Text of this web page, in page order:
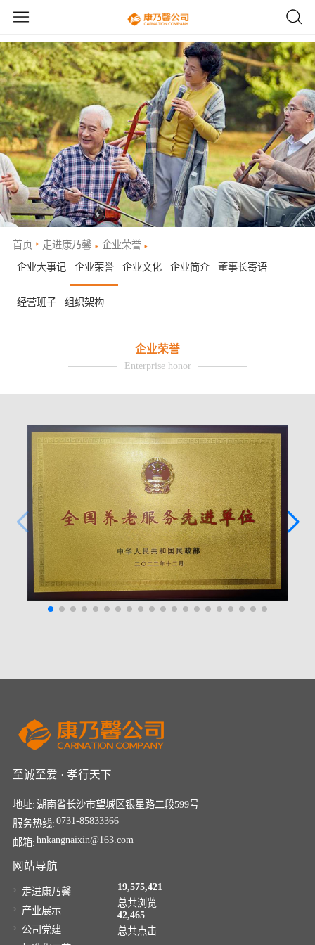
首页 走进康乃馨
企业荣誉
企业大事记
企业荣誉 企业文化 企业简介 董事长寄语
经营班子 组织架构
企业荣誉
Enterprise honor
至诚至爱 · 孝行天下
地址: 湖南省长沙市望城区银星路二段599号
服务热线: 0731-85833366
邮箱: hnkangnaixin@163.com
网站导航
走进康乃馨
产业展示
公司党建
19,575,421
总共浏览
42,465
总共点击